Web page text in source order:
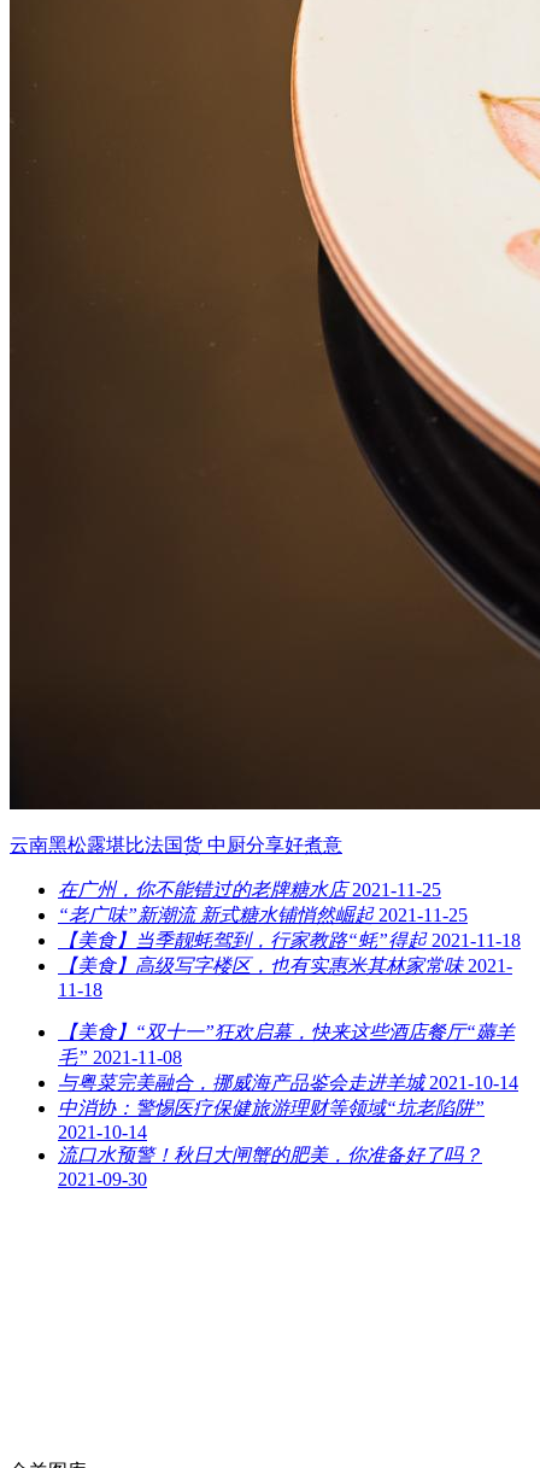
云南黑松露堪比法国货 中厨分享好煮意
在广州，你不能错过的老牌糖水店 2021-11-25
“老广味”新潮流 新式糖水铺悄然崛起 2021-11-25
【美食】当季靓蚝驾到，行家教路“蚝”得起 2021-11-18
【美食】高级写字楼区，也有实惠米其林家常味 2021-
11-18
【美食】“双十一”狂欢启幕，快来这些酒店餐厅“薅羊
毛” 2021-11-08
与粤菜完美融合，挪威海产品鉴会走进羊城 2021-10-14
中消协：警惕医疗保健旅游理财等领域“坑老陷阱”
2021-10-14
流口水预警！秋日大闸蟹的肥美，你准备好了吗？
2021-09-30